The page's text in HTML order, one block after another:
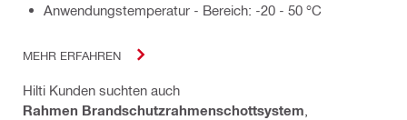
Anwendungstemperatur - Bereich: -20 - 50 °C
MEHR ERFAHREN
Hilti Kunden suchten auch
Rahmen Brandschutzrahmenschottsystem